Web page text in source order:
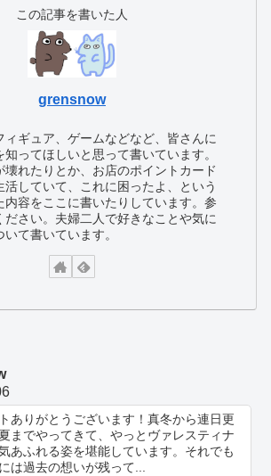
この記事を書いた人
grensnow
ィギュア、ゲームなどなど、皆さんに
知ってほしいと思って書いています。
壊れたりとか、お店のポイントカード
活していて、これに困ったよ、という
内容をここに書いたりしています。参
ださい。夫婦二人で好きなことや気に
て書いています。
ありがとうございます！真冬から連日更
までやってきて、やっとヴァレスティナ
あふれる姿を堪能しています。それでも
は過去の想いが残って...